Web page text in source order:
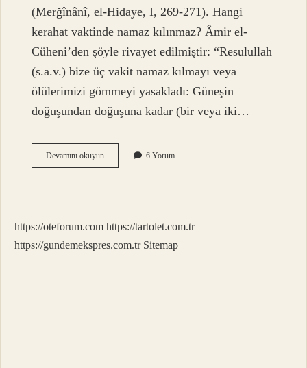
(Merğînânî, el-Hidaye, I, 269-271). Hangi
kerahat vaktinde namaz kılınmaz? Âmir el-
Cüheni’den şöyle rivayet edilmiştir: “Resulullah
(s.a.v.) bize üç vakit namaz kılmayı veya
ölülerimizi gömmeyi yasakladı: Güneşin
doğuşundan doğuşuna kadar (bir veya iki…
Devamını okuyunKerahet
Vakti
6 Yorum
https://oteforum.com https://tartolet.com.tr
https://gundemekspres.com.tr Sitemap